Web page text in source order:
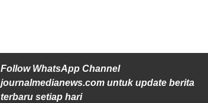
Follow WhatsApp Channel
journalmedianews.com untuk update berita
terbaru setiap hari